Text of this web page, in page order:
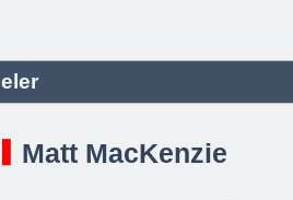
Matt MacKenzie